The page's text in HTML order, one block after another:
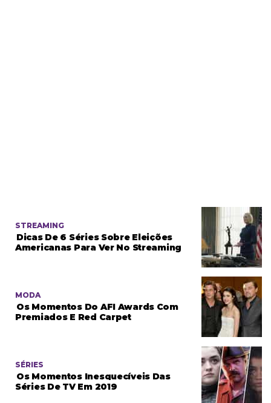
STREAMING
Dicas De 6 Séries Sobre Eleições
Americanas Para Ver No Streaming
MODA
Os Momentos Do AFI Awards Com
Premiados E Red Carpet
SÉRIES
Os Momentos Inesquecíveis Das
Séries De TV Em 2019